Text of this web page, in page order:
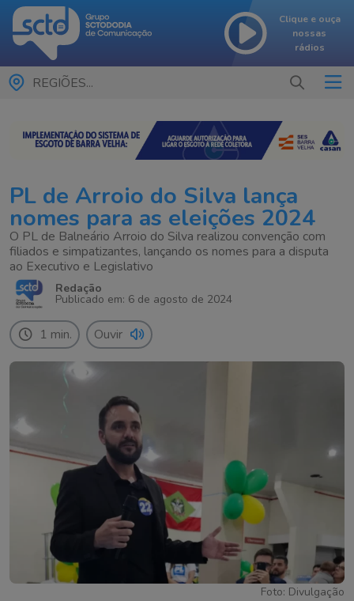
Clique e ouça
nossas
rádios
REGIÕES...
PL de Arroio do Silva lança
nomes para as eleições 2024
O PL de Balneário Arroio do Silva realizou convenção com
filiados e simpatizantes, lançando os nomes para a disputa
ao Executivo e Legislativo
Redação
Publicado em: 6 de agosto de 2024
1 min. Ouvir
Foto: Divulgação